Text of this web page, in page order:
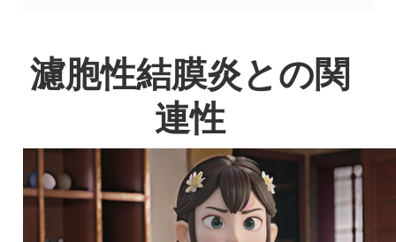
濾胞性結膜炎との関
連性